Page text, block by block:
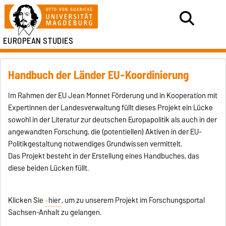
EUROPEAN STUDIES
Handbuch der Länder EU-Koordinierung
Im Rahmen der EU Jean Monnet Förderung und in Kooperation mit
Expertinnen der Landesverwaltung füllt dieses Projekt ein Lücke
sowohl in der Literatur zur deutschen Europapolitik als auch in der
angewandten Forschung, die (potentiellen) Aktiven in der EU-
Politikgestaltung notwendiges Grundwissen vermittelt.
Das Projekt besteht in der Erstellung eines Handbuches, das
diese beiden Lücken füllt.
Klicken Sie hier, um zu unserem Projekt im Forschungsportal
Sachsen-Anhalt zu gelangen.